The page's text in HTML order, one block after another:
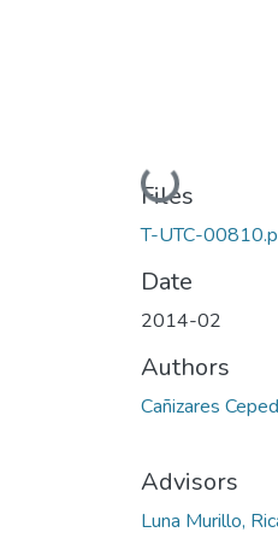
Loading...
Files
T-UTC-
Date
2014-02
Authors
Cañizares
Advisors
Luna Murillo,